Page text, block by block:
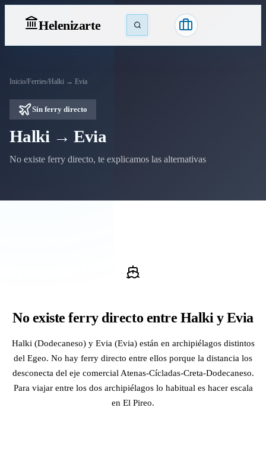
Helenizarte
Inicio/Ferries/Halki → Evia
Sin ferry directo
Halki → Evia
No existe ferry directo, te explicamos las alternativas
No existe ferry directo entre Halki y Evia
Halki (Dodecaneso) y Evia (Evia) están en archipiélagos distintos
del Egeo. No hay ferry directo entre ellos porque la distancia los
desconecta del eje comercial Atenas-Cícladas-Creta-Dodecaneso.
Para viajar entre los dos archipiélagos lo habitual es hacer escala
en El Pireo.